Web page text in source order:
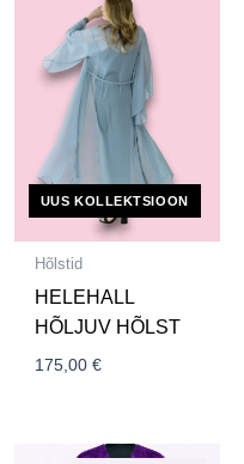
UUS KOLLEKTSIOON
Hõlstid
HELEHALL
HÕLJUV HÕLST
175,00€